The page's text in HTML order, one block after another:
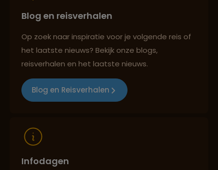
Persoonlijk en deskundig reisadvies
Best beoordeelde reisroutes
Blog en reisverhalen
Op zoek naar inspiratie voor je volgende reis of
het laatste nieuws? Bekijk onze blogs,
reisverhalen en het laatste nieuws.
Blog en Reisverhalen
Infodagen